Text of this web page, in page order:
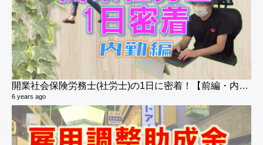
開業社会保険労務士(社労士)の1日に密着！【前編・内勤編】
6 years ago